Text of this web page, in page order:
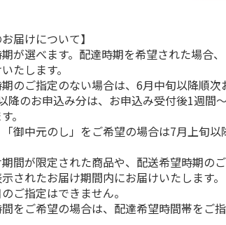
お中元＞伊藤ハ
ハム・ロースト
ーフバラエティ詰
せ（…
円
＜お中元＞伊藤ハム
「伝承の響」詰合せ
（東日本版）
3,240円
＜お中元＞
バラエティ
「菊」
3,900円
お届けについて】
が選べます。配達時期を希望された場合
たします。
のご指定のない場合は、6月中旬以降順次
降のお申込み分は、お申込み受付後1週間
。
御中元のし」をご希望の場合は7月上旬以
間が限定された商品や、配送希望時期の
されたお届け期間内にお届けいたします。
ご指定はできません。
をご希望の場合は、配達希望時間帯をご指